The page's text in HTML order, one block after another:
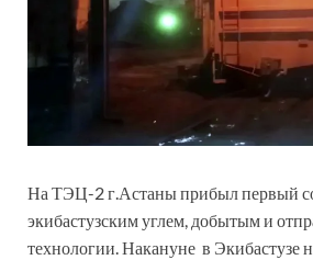
На ТЭЦ-2 г.Астаны прибыл первый
экибастузским углем, добытым и
технологии. Накануне в Экибастузе